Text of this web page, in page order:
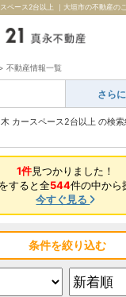
ペース2台以上 ｜大垣市の不動産の
> 不動産情報一覧
さら
カースペース2台以上 の検
1件見つかりました！
すると全544件の中から
今すぐ見る
条件を絞り込む